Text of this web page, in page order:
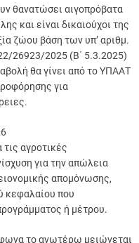
θανατώσει αιγοπρόβατα
και είναι δικαιούχοι της
ζώου βάση των υπ’ αριθμ.
26923/2025 (Β΄ 5.3.2025)
θα γίνει από το ΥΠΑΑΤ
για
αγροτικές
για την απώλεια
απομόνωσης,
κεφαλαίου που
ή μέτρου.
το ανωτέρω μειώνεται